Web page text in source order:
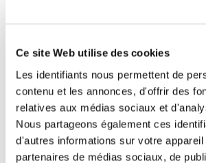
Ce site Web utilise des cookies
Les identifiants nous permettent de
contenu et les annonces, d'offrir des
relatives aux médias sociaux et
Nous partageons également ces
d'autres informations sur votre appareil
partenaires de médias sociaux, de